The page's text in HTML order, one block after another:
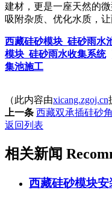
建材，更是一座天然的
吸附杂质、优化水质，
西藏硅砂模块_硅砂雨水
模块_硅砂雨水收集系统
集池施工
（此内容由xicang.zgoj.cn
上一条 西藏双承插硅砂
返回列表
相关新闻
西藏硅砂模块